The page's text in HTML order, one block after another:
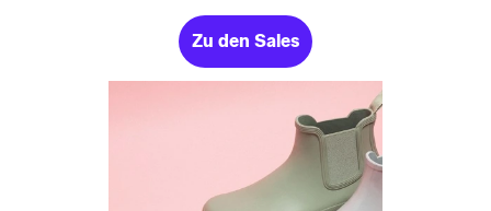
Zu den Sales